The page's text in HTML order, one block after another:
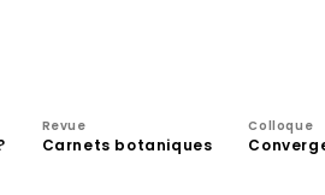
Revue
Carnets botaniques
Colloque